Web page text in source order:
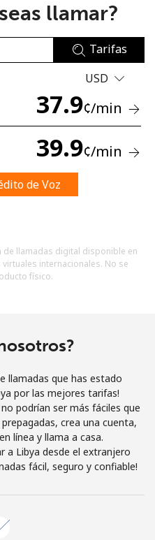
se ha creado una contraseña
web, estoy de acuerdo con
llamar?
Tarifas
USD
37.9¢/min
39.9¢/min
de Voz
llamadas digital disponible en
internacionales. No se
físico.
llamadas que has estado
por las mejores tarifas!
podrían ser más fáciles que
crea una cuenta,
línea y llama a casa.
a Libya desde el extranjero
fácil, seguro y confiable!